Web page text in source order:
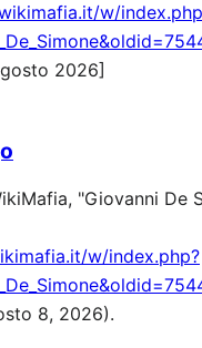
w/
2026]
"Giovanni De
w/index.php?
8, 2026).